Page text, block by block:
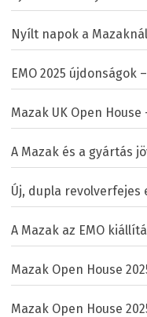
Nyílt napok a Mazaknál
EMO 2025 újdonságok
Mazak UK Open
A Mazak és a gyártás
Új, dupla
A Mazak az EMO
Mazak Open House
Mazak Open House